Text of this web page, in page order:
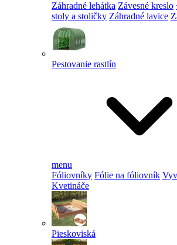
Záhradné lehátka Závesné kreslo
stoly a stoličky Záhradné lavice
Pestovanie rastlín
menu
Fóliovníky Fólie na fóliovník
Kvetináče
Pieskoviská